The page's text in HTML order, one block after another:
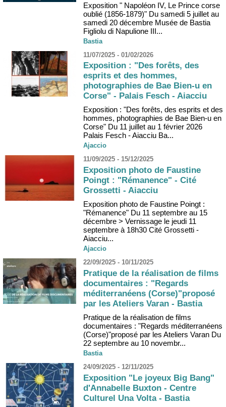
Exposition " Napoléon IV, Le Prince corse
oublié (1856-1879)" Du samedi 5 juillet au
samedi 20 décembre Musée de Bastia
Figliolu di Napulione III...
Bastia
11/07/2025 - 01/02/2026
Exposition : "Des forêts, des
esprits et des hommes,
photographies de Bae Bien-u en
Corse" - Palais Fesch - Aiacciu
Exposition : "Des forêts, des esprits et des
hommes, photographies de Bae Bien-u en
Corse" Du 11 juillet au 1 février 2026
Palais Fesch - Aiacciu Ba...
Ajaccio
11/09/2025 - 15/12/2025
Exposition photo de Faustine
Poingt : "Rémanence" - Cité
Grossetti - Aiacciu
Exposition photo de Faustine Poingt :
"Rémanence" Du 11 septembre au 15
décembre > Vernissage le jeudi 11
septembre à 18h30 Cité Grossetti -
Aiacciu...
Ajaccio
22/09/2025 - 10/11/2025
Pratique de la réalisation de films
documentaires : "Regards
méditerranéens (Corse)"proposé
par les Ateliers Varan - Bastia
Pratique de la réalisation de films
documentaires : "Regards méditerranéens
(Corse)"proposé par les Ateliers Varan Du
22 septembre au 10 novembr...
Bastia
24/09/2025 - 12/11/2025
Exposition "Le joyeux Big Bang"
d'Annabelle Buxton - Centre
Culturel Una Volta - Bastia